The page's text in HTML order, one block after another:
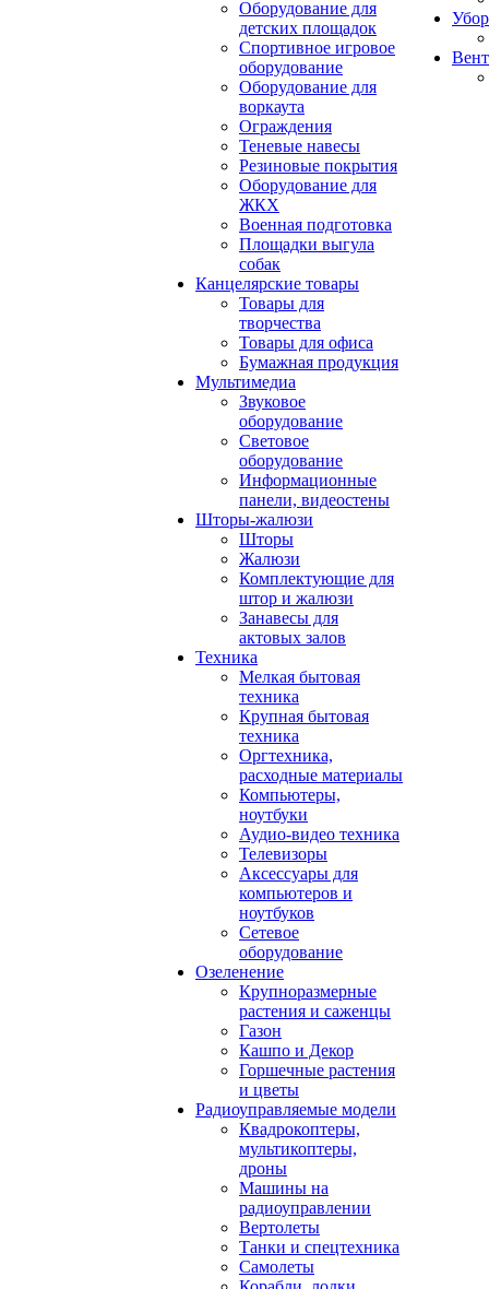
Оборудование для
детских площадок
Спортивное игровое
оборудование
Оборудование для
воркаута
Ограждения
Теневые навесы
Резиновые покрытия
Оборудование для
ЖКХ
Военная подготовка
Площадки выгула
собак
Канцелярские товары
Товары для
творчества
Товары для офиса
Бумажная продукция
Мультимедиа
Звуковое
оборудование
Световое
оборудование
Информационные
панели, видеостены
Шторы-жалюзи
Шторы
Жалюзи
Комплектующие для
штор и жалюзи
Занавесы для
актовых залов
Техника
Мелкая бытовая
техника
Крупная бытовая
техника
Оргтехника,
расходные материалы
Компьютеры,
ноутбуки
Аудио-видео техника
Телевизоры
Аксессуары для
компьютеров и
ноутбуков
Сетевое
оборудование
Озеленение
Крупноразмерные
растения и саженцы
Газон
Кашпо и Декор
Горшечные растения
и цветы
Радиоуправляемые модели
Квадрокоптеры,
мультикоптеры,
дроны
Машины на
радиоуправлении
Вертолеты
Танки и спецтехника
Самолеты